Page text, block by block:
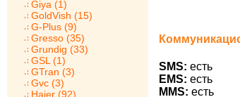
Giya (1)
GoldVish (15)
G-Plus (9)
Gresso (35)
Grundig (33)
GSL (1)
GTran (3)
Gvc (3)
Haier (92)
SMS: есть
EMS: есть
MMS: есть